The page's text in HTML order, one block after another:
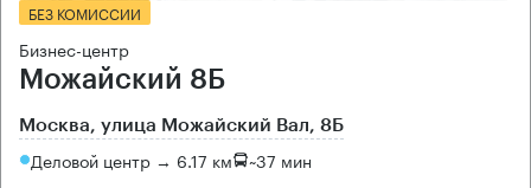
БЕЗ КОМИССИИ
Бизнес-центр
Можайский 8Б
Москва, улица Можайский Вал, 8Б
Деловой центр → 6.17 км ~37 мин